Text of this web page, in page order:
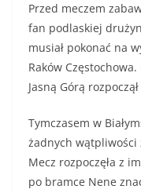
Przed meczem
fan podlaskiej
musiał pokonać na
Raków
Jasną Górą
Tymczasem w
żadnych wątpliwości
Mecz rozpoczęła z
po bramce Nene